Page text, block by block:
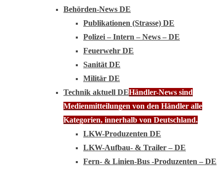
Behörden-News DE
Publikationen (Strasse) DE
Polizei – Intern – News – DE
Feuerwehr DE
Sanität DE
Militär DE
Technik aktuell DEHändler-News sind
Medienmitteilungen von den Händler alle
Kategorien, innerhalb von Deutschland.
LKW-Produzenten DE
LKW-Aufbau- & Trailer – DE
Fern- & Linien-Bus -Produzenten – DE